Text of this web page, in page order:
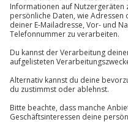
EineStädtereise nach
kurzer Zeit maximal viel
Kultur, Kulinarik und
liegen dicht beieinander.
Stadt, die dir Freiraum
Viertel wie Trastevere
abtauchen oder dir ganz
Highlights vornehmen –
mitnehmen.